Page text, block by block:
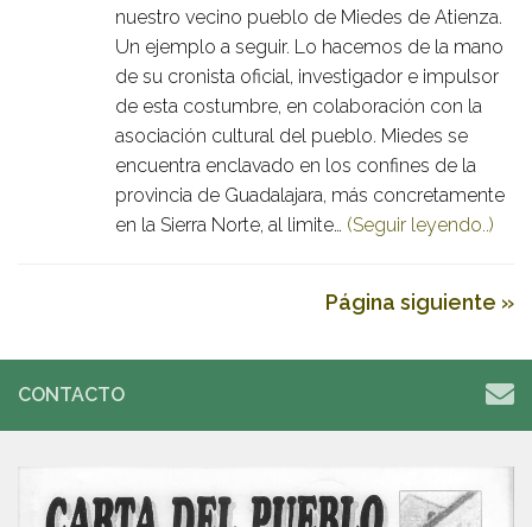
nuestro vecino pueblo de Miedes de Atienza.
Un ejemplo a seguir. Lo hacemos de la mano
de su cronista oficial, investigador e impulsor
de esta costumbre, en colaboración con la
asociación cultural del pueblo. Miedes se
encuentra enclavado en los confines de la
provincia de Guadalajara, más concretamente
en la Sierra Norte, al limite… (Seguir leyendo..)
Página siguiente »
CONTACTO